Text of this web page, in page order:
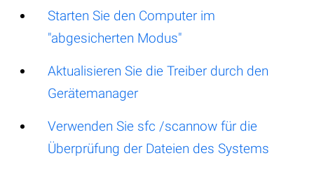
Starten Sie den Computer im
"abgesicherten Modus"
Aktualisieren Sie die Treiber durch den
Gerätemanager
Verwenden Sie sfc /scannow für die
Überprüfung der Dateien des Systems